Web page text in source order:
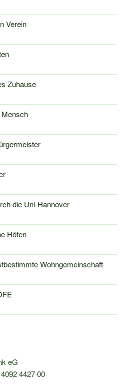
Verein
Zuhause
Mensch
die Uni-Hannover
Höfen
Wohngemeinschaft
eG
4427 00